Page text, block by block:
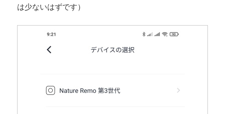
は少ないはずです）